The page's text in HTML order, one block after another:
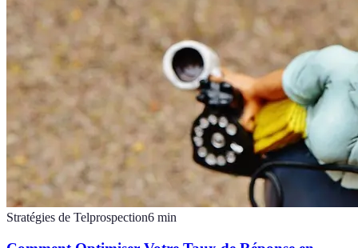
Stratégies de Telprospection6 min